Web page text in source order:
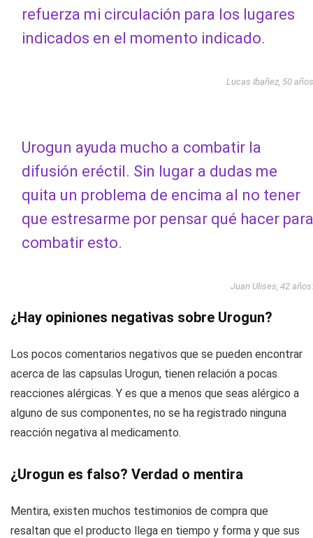
refuerza mi circulación para los lugares
indicados en el momento indicado.
Lucas Ibañez, 50 años
Urogun ayuda mucho a combatir la
difusión eréctil. Sin lugar a dudas me
quita un problema de encima al no tener
que estresarme por pensar qué hacer para
combatir esto.
Juan Ulises, 42 años:
¿Hay opiniones negativas sobre Urogun?
Los pocos comentarios negativos que se pueden encontrar
acerca de las capsulas Urogun, tienen relación a pocas
reacciones alérgicas. Y es que a menos que seas alérgico a
alguno de sus componentes, no se ha registrado ninguna
reacción negativa al medicamento.
¿Urogun es falso? Verdad o mentira
Mentira, existen muchos testimonios de compra que
resaltan que el producto llega en tiempo y forma y que sus